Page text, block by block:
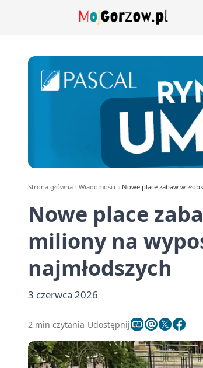
Strona główna Wiadomości Nowe place zabaw w
Nowe place
miliony na
najmłodszych
3 czerwca 2026
2 min czytania Udostępnij